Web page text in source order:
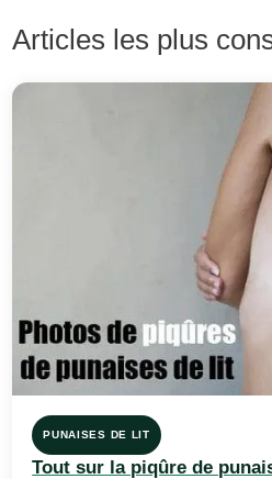
Articles les plus
PUNAISES DE LIT
Tout sur la piqûre de